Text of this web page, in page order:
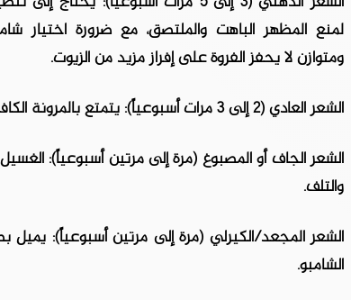
لمنع المظهر الباهت والملتصق، مع ضرورة اختيار
ومتوازن لا يحفز الفروة على إفراز مزيد من الزيوت.
الشعر العادي (2 إلى 3 مرات أسبوعياً): يتمتع بالمرونة الكافية للحفاظ على نظافته وترطيبه الطبيعي دون عناء.
الشعر الجاف أو المصبوغ (مرة إلى مرتين أسبوعياً):
والتلف.
الشعر المجعد/الكيرلي (مرة إلى مرتين أسبوعياً): يميل
الشامبو.